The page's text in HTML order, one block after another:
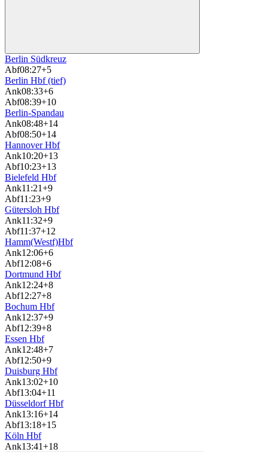
Berlin Südkreuz
Abf08:27+5
Berlin Hbf (tief)
Ank08:33+6
Abf08:39+10
Berlin-Spandau
Ank08:48+14
Abf08:50+14
Hannover Hbf
Ank10:20+13
Abf10:23+13
Bielefeld Hbf
Ank11:21+9
Abf11:23+9
Gütersloh Hbf
Ank11:32+9
Abf11:37+12
Hamm(Westf)Hbf
Ank12:06+6
Abf12:08+6
Dortmund Hbf
Ank12:24+8
Abf12:27+8
Bochum Hbf
Ank12:37+9
Abf12:39+8
Essen Hbf
Ank12:48+7
Abf12:50+9
Duisburg Hbf
Ank13:02+10
Abf13:04+11
Düsseldorf Hbf
Ank13:16+14
Abf13:18+15
Köln Hbf
Ank13:41+18